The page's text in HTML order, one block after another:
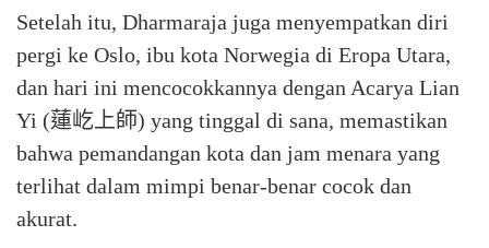
Setelah itu, Dharmaraja juga menyempatkan diri
pergi ke Oslo, ibu kota Norwegia di Eropa Utara,
dan hari ini mencocokkannya dengan Acarya Lian
Yi (蓮屹上師) yang tinggal di sana, memastikan
bahwa pemandangan kota dan jam menara yang
terlihat dalam mimpi benar-benar cocok dan
akurat.